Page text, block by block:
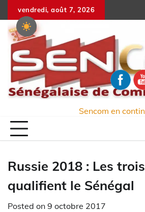
to
content
vendredi, août 7, 2026
Sencom en
Russie 2018 : Les
qualifient le Sénégal
Posted on 9 octobre 2017